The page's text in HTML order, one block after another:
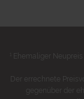
Ehemaliger
Der errechnete
gegenüber der